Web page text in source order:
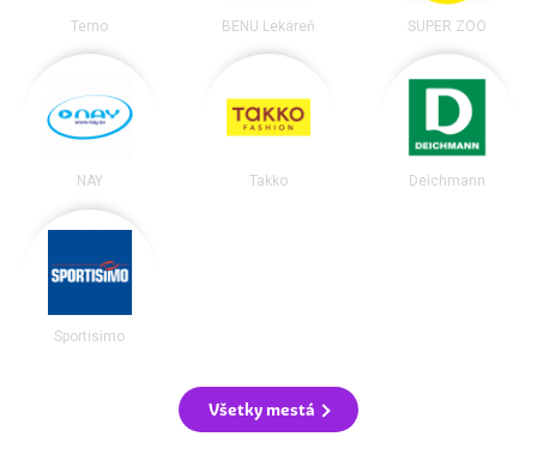
Terno BENU Lekáreň SUPER ZOO
NAY Takko Deichmann
Sportisimo
Všetky mestá